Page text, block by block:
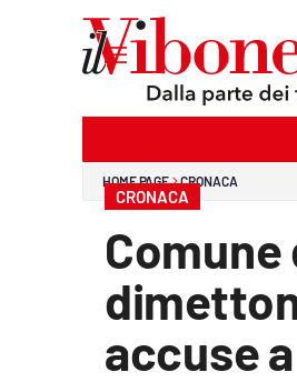
HOME PAGE CRONACA
CRONACA
accuse